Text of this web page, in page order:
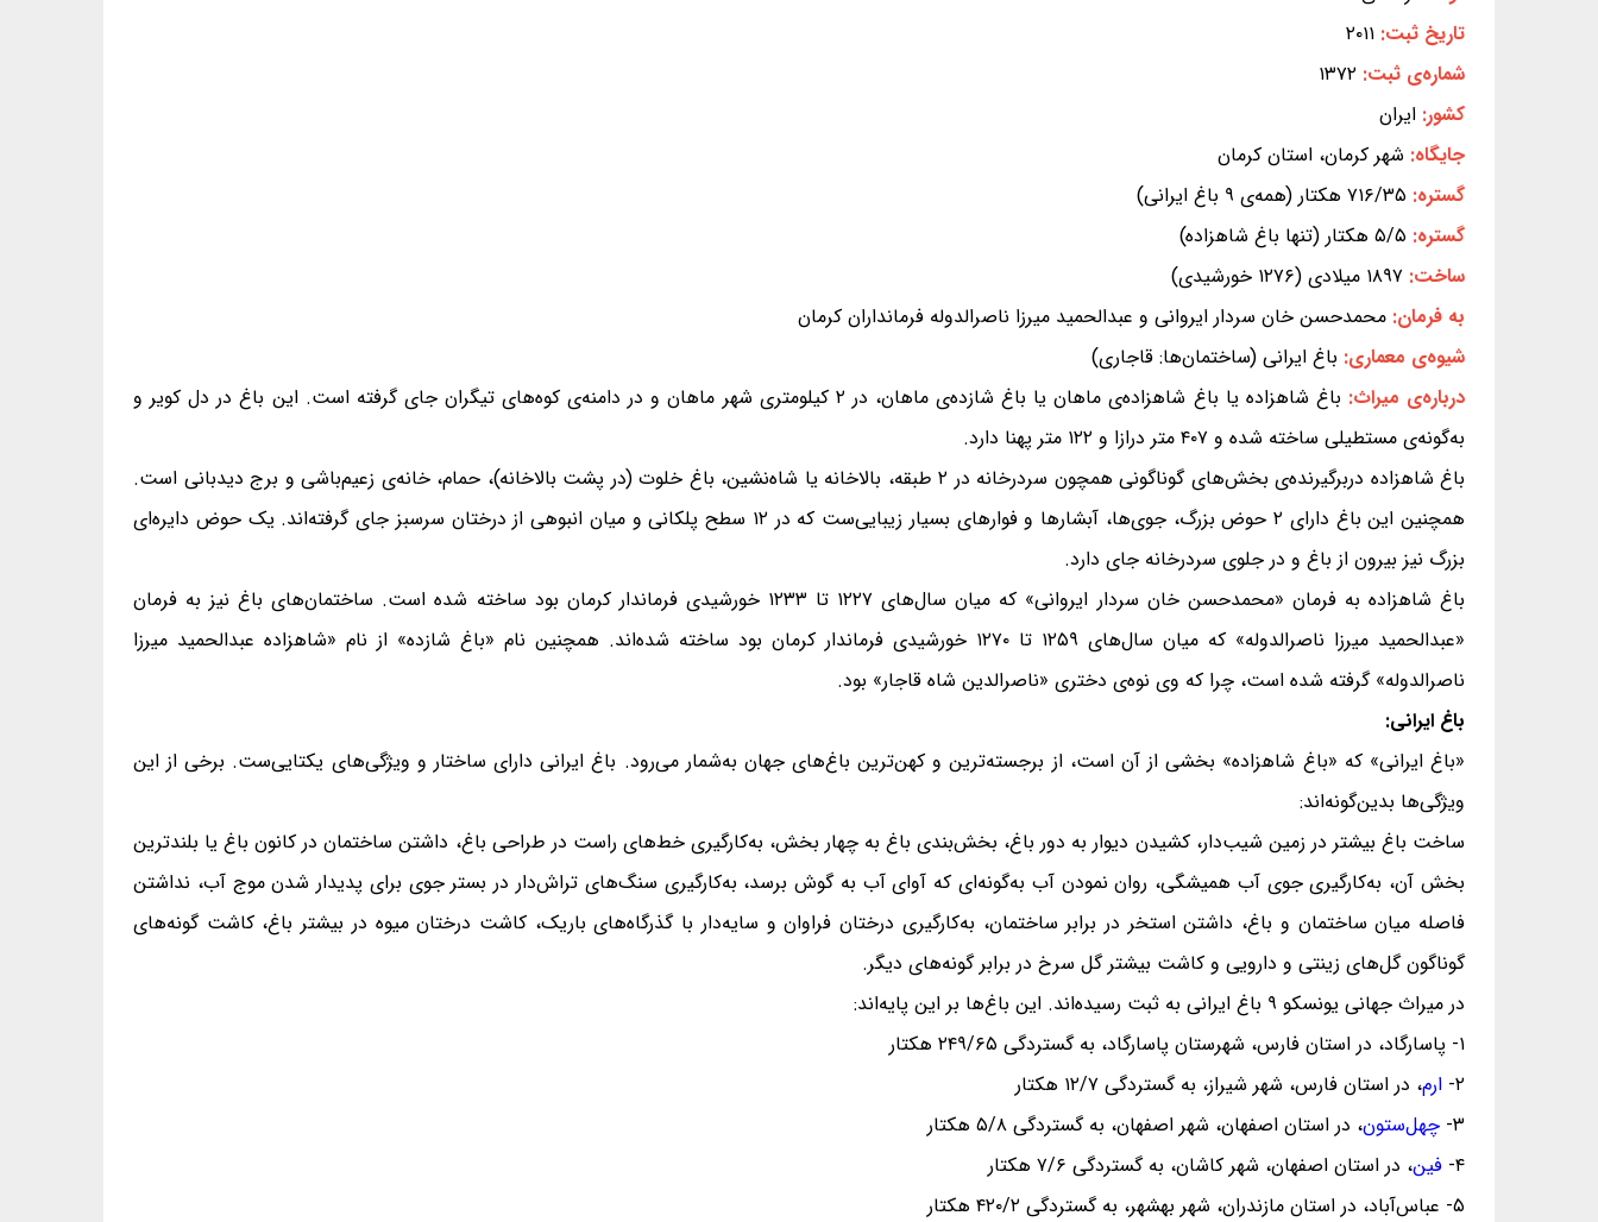
تاریخ ثبت: ۲۰۱۱
شماره‌ی ثبت: ۱۳۷۲
کشور: ایران
جایگاه: شهر کرمان، استان کرمان
گستره: ۷۱۶/۳۵ هکتار (همه‌ی ۹ باغ ایرانی)
گستره: ۵/۵ هکتار (تنها باغ شاهزاده)
ساخت: ۱۸۹۷ میلادی (۱۲۷۶ خورشیدی)
به فرمان: محمدحسن خان سردار ایروانی و عبدالحمید میرزا ناصرالدوله فرمانداران کرمان
شیوه‌ی معماری: باغ ایرانی (ساختمان‌ها: قاجاری)
درباره‌ی میراث:
باغ شاهزاده یا باغ شاهزاده‌ی ماهان یا باغ شازده‌ی ماهان، در ۲ کیلومتری شهر ماهان و در دامنه‌ی کوه‌های تیگران جای گرفته است. این باغ در دل کویر و
به‌گونه‌ی مستطیلی ساخته شده و ۴۰۷ متر درازا و ۱۲۲ متر پهنا دارد.
باغ شاهزاده دربرگیرنده‌ی بخش‌های گوناگونی همچون سردرخانه در ۲ طبقه، بالاخانه یا شاه‌نشین، باغ خلوت (در پشت بالاخانه)، حمام، خانه‌ی زعیم‌باشی و برج دیدبانی است.
همچنین این باغ دارای ۲ حوض بزرگ، جوی‌ها، آبشارها و فوارهای بسیار زیبایی‌ست که در ۱۲ سطح پلکانی و میان انبوهی از درختان سرسبز جای گرفته‌اند. یک حوض دایره‌ای
بزرگ نیز بیرون از باغ و در جلوی سردرخانه جای دارد.
باغ شاهزاده به فرمان «محمدحسن خان سردار ایروانی» که میان سال‌های ۱۲۲۷ تا ۱۲۳۳ خورشیدی فرماندار کرمان بود ساخته شده است. ساختمان‌های باغ نیز به فرمان
«عبدالحمید میرزا ناصرالدوله» که میان سال‌های ۱۲۵۹ تا ۱۲۷۰ خورشیدی فرماندار کرمان بود ساخته شده‌اند. همچنین نام «باغ شازده» از نام «شاهزاده عبدالحمید میرزا
ناصرالدوله» گرفته شده است، چرا که وی نوه‌ی دختری «ناصرالدین شاه قاجار» بود.
باغ ایرانی:
«باغ ایرانی» که «باغ شاهزاده» بخشی از آن است، از برجسته‌ترین و کهن‌ترین باغ‌های جهان به‌شمار می‌رود. باغ ایرانی دارای ساختار و ویژگی‌های یکتایی‌ست. برخی از این
ویژگی‌ها بدین‌گونه‌اند:
ساخت باغ بیشتر در زمین شیب‌دار، کشیدن دیوار به دور باغ، بخش‌بندی باغ به چهار بخش، به‌کارگیری خط‌های راست در طراحی باغ، داشتن ساختمان در کانون باغ یا بلندترین
بخش آن، به‌کارگیری جوی آب همیشگی، روان نمودن آب به‌گونه‌ای که آوای آب به گوش برسد، به‌کارگیری سنگ‌های تراش‌دار در بستر جوی برای پدیدار شدن موج آب، نداشتن
فاصله میان ساختمان و باغ، داشتن استخر در برابر ساختمان، به‌کارگیری درختان فراوان و سایه‌دار با گذرگاه‌های باریک، کاشت درختان میوه در بیشتر باغ، کاشت گونه‌های
گوناگون گل‌های زینتی و دارویی و کاشت بیشتر گل سرخ در برابر گونه‌های دیگر.
در میراث جهانی یونسکو ۹ باغ ایرانی به ثبت رسیده‌اند. این باغ‌ها بر این پایه‌اند:
۱- پاسارگاد، در استان فارس، شهرستان پاسارگاد، به گستردگی ۲۴۹/۶۵ هکتار
۲- ارم، در استان فارس، شهر شیراز، به گستردگی ۱۲/۷ هکتار
۳- چهل‌ستون، در استان اصفهان، شهر اصفهان، به گستردگی ۵/۸ هکتار
۴- فین، در استان اصفهان، شهر کاشان، به گستردگی ۷/۶ هکتار
۵- عباس‌آباد، در استان مازندران، شهر بهشهر، به گستردگی ۴۲۰/۲ هکتار